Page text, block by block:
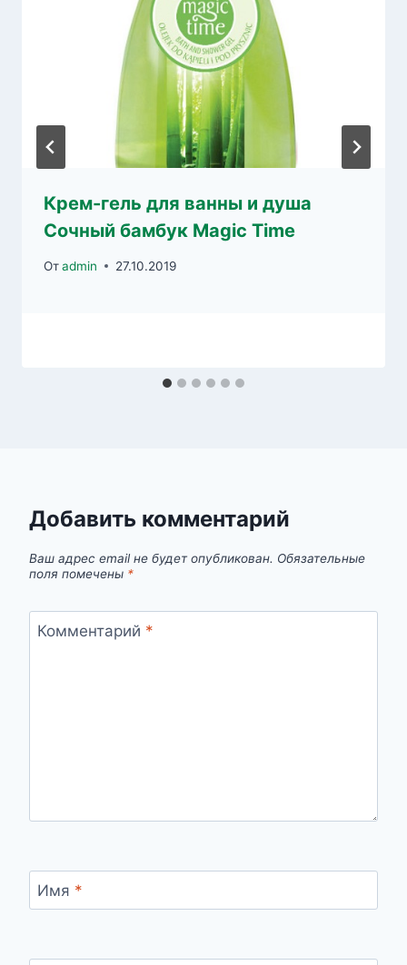
Крем-гель для ванны и душа
Сочный бамбук Magic Time
Отadmin 27.10.2019
Добавить комментарий
Ваш адрес email не будет опубликован. Обязательные
поля помечены *
Комментарий *
Имя *